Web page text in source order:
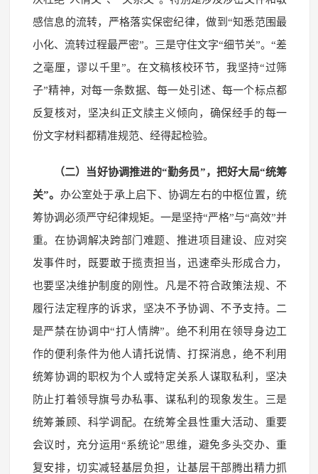
感信息的流转，严格落实保密纪律，做到“知悉范围最
小化、流转过程最严密”。三是守住文字“细节关”。“差
之毫厘，谬以千里”。在文稿核校环节，我坚持“过筛
子”精神，对每一条数据、每一处引述、每一个标点都
反复核对，坚决纠正文牍主义倾向，确保经手的每一
份文字材料都精准规范、经得起检验。
（二）当好协调推进的“勤务员”，把好大局“统筹
关”。 办公室处于承上启下、协调左右的中枢位置，统
筹协调必须严守纪律规矩。一是坚持“严格”与“高效”并
重。在协调解决跨部门难题、推进项目建设、应对突
发事件时，既要敢于揽责担当，迅速牵头形成合力，
也要坚决维护制度的刚性。凡是不符合政策法规、不
履行法定程序的诉求，坚决不予协调、不予支持。二
是严禁在协调中“打人情牌”。绝不利用在领导身边工
作的便利条件为他人请托说情、打探消息，绝不利用
统筹协调的职权为个人或特定关系人谋取私利，坚决
防止打着领导旗号办私事、谋私利的现象发生。三是
统筹兼顾、科学调配。在统筹全县性重大活动、重要
会议时，充分运用“系统论”思维，避免多头交办、重
复安排，切实减轻基层负担，让基层干部腾出精力抓